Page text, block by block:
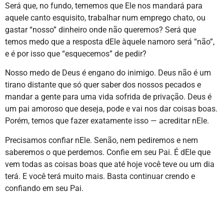
Será que, no fundo, tememos que Ele nos mandará para
aquele canto esquisito, trabalhar num emprego chato, ou
gastar “nosso” dinheiro onde não queremos? Será que
temos medo que a resposta dEle àquele namoro será “não”,
e é por isso que “esquecemos” de pedir?
Nosso medo de Deus é engano do inimigo. Deus não é um
tirano distante que só quer saber dos nossos pecados e
mandar a gente para uma vida sofrida de privação. Deus é
um pai amoroso que deseja, pode e vai nos dar coisas boas.
Porém, temos que fazer exatamente isso — acreditar nEle.
Precisamos confiar nEle. Senão, nem pediremos e nem
saberemos o que perdemos. Confie em seu Pai. É dEle que
vem todas as coisas boas que até hoje você teve ou um dia
terá. E você terá muito mais. Basta continuar crendo e
confiando em seu Pai.